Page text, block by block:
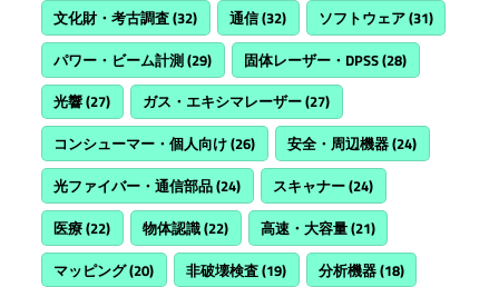
文化財・考古調査(32) 通信(32) ソフトウェア(31)
パワー・ビーム計測(29) 固体レーザー・DPSS(28)
光響(27) ガス・エキシマレーザー(27)
コンシューマー・個人向け(26) 安全・周辺機器(24)
光ファイバー・通信部品(24) スキャナー(24)
医療(22) 物体認識(22) 高速・大容量(21)
マッピング(20) 非破壊検査(19) 分析機器(18)